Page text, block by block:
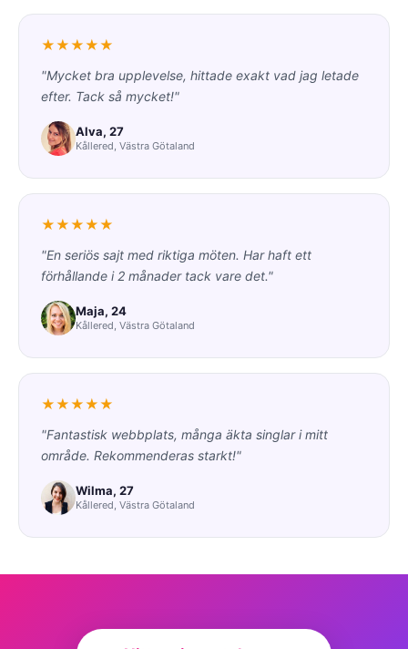
★★★★★
"Mycket bra upplevelse, hittade exakt vad jag letade
efter. Tack så mycket!"
Alva, 27
Kållered, Västra Götaland
★★★★★
"En seriös sajt med riktiga möten. Har haft ett
förhållande i 2 månader tack vare det."
Maja, 24
Kållered, Västra Götaland
★★★★★
"Fantastisk webbplats, många äkta singlar i mitt
område. Rekommenderas starkt!"
Wilma, 27
Kållered, Västra Götaland